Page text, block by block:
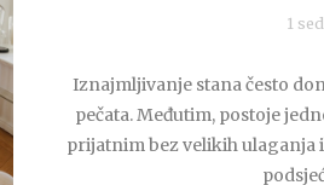
1
Iznajmljivanje stana često
pečata. Međutim, postoje
prijatnim bez velikih ulaganja